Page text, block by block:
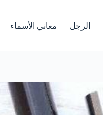
الرجل معاني الأسماء